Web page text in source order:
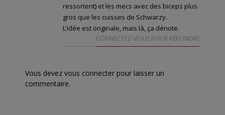
ressortent) et les mecs avec des biceps plus
gros que les cuisses de Schwarzy.
L’idée est originale, mais là, ça dénote.
CONNECTEZ-VOUS POUR RÉPONDRE
Vous devez vous connecter pour laisser un
commentaire.